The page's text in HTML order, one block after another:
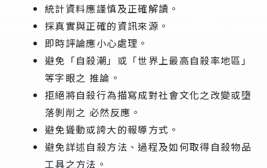
統計資料應謹慎及正確解讀。
採真實與正確的資訊來源。
即時評論應小心處理。
避免「自殺潮」或「世界上最高自殺率地區」
等字眼之 推論。
拒絕將自殺行為描寫成對社會文化之改變或墮
落剝削之 必然反應。
避免聳動或誇大的報導方式。
避免詳述自殺方法、過程及如何取得自殺物品
工具之方法。